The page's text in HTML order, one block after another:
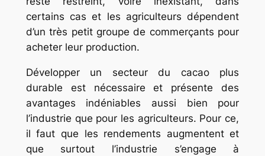
certains cas et les agriculteurs dépendent
d’un très petit groupe de commerçants pour
acheter leur production.
Développer un secteur du cacao plus
durable est nécessaire et présente des
avantages indéniables aussi bien pour
l’industrie que pour les agriculteurs. Pour ce,
il faut que les rendements augmentent et
que surtout l’industrie s’engage à